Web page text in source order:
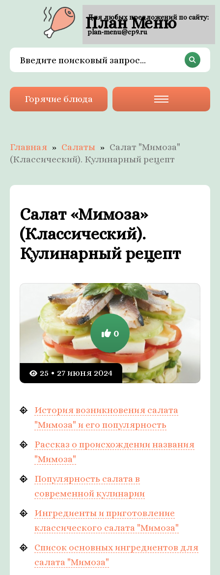
План Меню
Горячие блюда
Главная Салаты
Салат "Мимоза"
(Классический). Кулинарный рецепт
Салат «Мимоза»
(Классический).
Кулинарный рецепт
25 • 27 июня 2024
0
История возникновения салата
"Мимоза" и его популярность
Рассказ о происхождении названия
"Мимоза"
Популярность салата в
современной кулинарии
Ингредиенты и приготовление
классического салата "Мимоза"
Список основных ингредиентов для
салата "Мимоза"
Для любых предложений по сайту:
plan-menu@cp9.ru